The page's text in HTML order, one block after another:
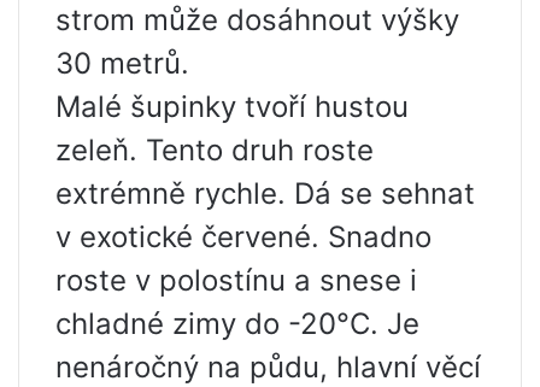
strom může dosáhnout výšky
30 metrů.
Malé šupinky tvoří hustou
zeleň. Tento druh roste
extrémně rychle. Dá se sehnat
v exotické červené. Snadno
roste v polostínu a snese i
chladné zimy do -20°C. Je
nenáročný na půdu, hlavní věcí